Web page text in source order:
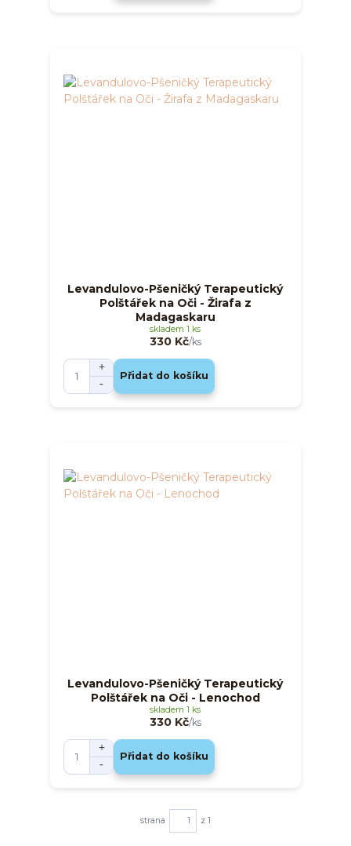
Levandulovo-Pšeničký Terapeutický
Polštářek na Oči - Žirafa z
Madagaskaru
330 Kč/ks
skladem 1 ks
Přidat do košíku
Levandulovo-Pšeničký Terapeutický
Polštářek na Oči - Lenochod
330 Kč/ks
skladem 1 ks
Přidat do košíku
strana z 1